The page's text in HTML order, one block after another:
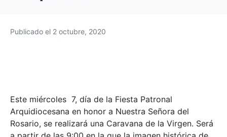
Publicado el 2 octubre, 2020
Este miércoles 7, día de la Fiesta Patronal
Arquidiocesana en honor a Nuestra Señora del
Rosario, se realizará una Caravana de la Virgen. Será